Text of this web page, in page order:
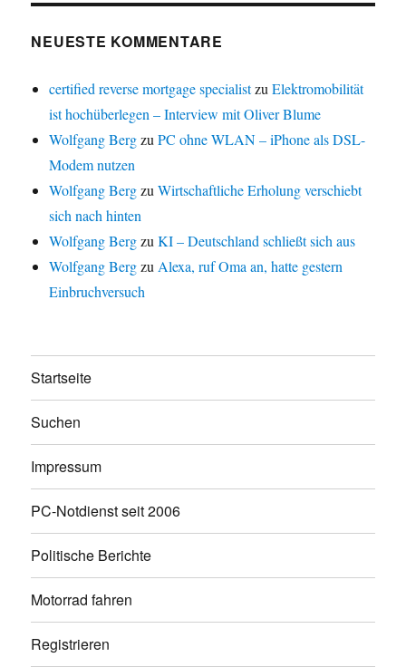
NEUESTE KOMMENTARE
certified reverse mortgage specialistzuElektromobilität
ist hochüberlegen – Interview mit Oliver Blume
Wolfgang BergzuPC ohne WLAN – iPhone als DSL-
Modem nutzen
Wolfgang BergzuWirtschaftliche Erholung verschiebt
sich nach hinten
Wolfgang BergzuKI – Deutschland schließt sich aus
Wolfgang Bergzu Alexa, ruf Oma an, hatte gestern
Einbruchversuch
Startseite
Suchen
Impressum
PC-Notdienst seit 2006
Politische Berichte
Motorrad fahren
Registrieren